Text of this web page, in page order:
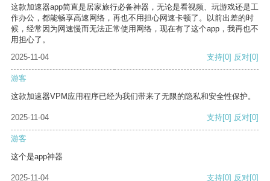
这款加速器app简直是居家旅行必备神器，无论是看视频、玩游戏还是工
作办公，都能畅享高速网络，再也不用担心网速卡顿了。以前出差的时
候，经常因为网速慢而无法正常使用网络，现在有了这个app，我再也不
用担心了。
2025-11-04
支持[0] 反对[0]
游客
这款加速器VPM应用程序已经为我们带来了无限的隐私和安全性保护。
2025-11-04 支持[0] 反对[0]
游客
这个是app神器
2025-11-04 支持[0] 反对[0]